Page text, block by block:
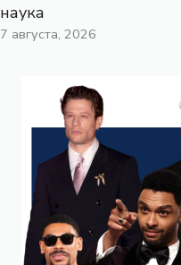
наука
7 августа, 2026